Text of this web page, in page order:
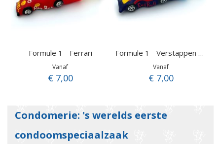
Formule 1 - Ferrari
Vanaf
€ 7,00
Formule 1 - Verstappen nr.1
Vanaf
€ 7,00
Condomerie: 's werelds eerste
condoomspeciaalzaak